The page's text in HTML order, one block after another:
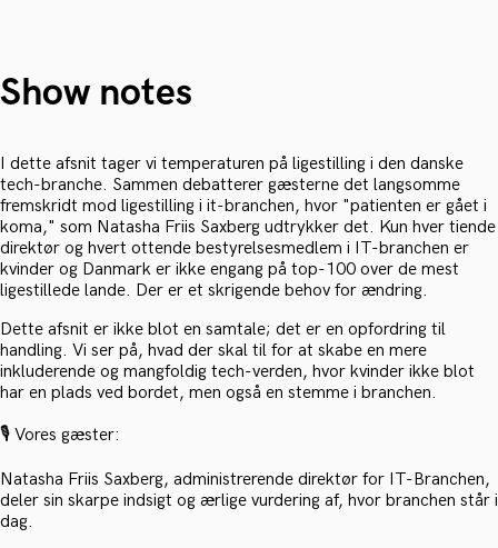
Show notes
I dette afsnit tager vi temperaturen på ligestilling i den danske
tech-branche. Sammen debatterer gæsterne det langsomme
fremskridt mod ligestilling i it-branchen, hvor "patienten er gået i
koma," som Natasha Friis Saxberg udtrykker det. Kun hver tiende
direktør og hvert ottende bestyrelsesmedlem i IT-branchen er
kvinder og Danmark er ikke engang på top-100 over de mest
ligestillede lande. Der er et skrigende behov for ændring.
Dette afsnit er ikke blot en samtale; det er en opfordring til
handling. Vi ser på, hvad der skal til for at skabe en mere
inkluderende og mangfoldig tech-verden, hvor kvinder ikke blot
har en plads ved bordet, men også en stemme i branchen.
🎙️ Vores gæster:
Natasha Friis Saxberg, administrerende direktør for IT-Branchen,
deler sin skarpe indsigt og ærlige vurdering af, hvor branchen står i
dag.